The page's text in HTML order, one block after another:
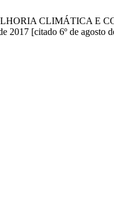
CLIMÁTICA
[citado 6º de agosto